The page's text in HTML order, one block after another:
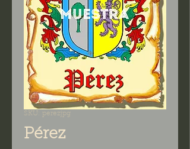
SKU: perezjpg
Pérez